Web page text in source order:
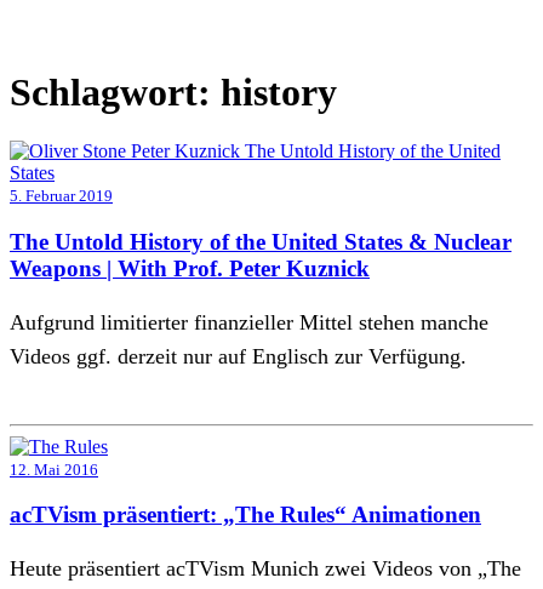
Schlagwort: history
5. Februar 2019
The Untold History of the United States & Nuclear
Weapons | With Prof. Peter Kuznick
Aufgrund limitierter finanzieller Mittel stehen manche
Videos ggf. derzeit nur auf Englisch zur Verfügung.
12. Mai 2016
acTVism präsentiert: „The Rules“ Animationen
Heute präsentiert acTVism Munich zwei Videos von „The